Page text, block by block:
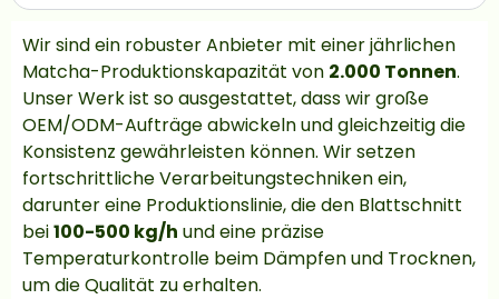
Wir sind ein robuster Anbieter mit einer jährlichen
Matcha-Produktionskapazität von 2.000 Tonnen.
Unser Werk ist so ausgestattet, dass wir große
OEM/ODM-Aufträge abwickeln und gleichzeitig die
Konsistenz gewährleisten können. Wir setzen
fortschrittliche Verarbeitungstechniken ein,
darunter eine Produktionslinie, die den Blattschnitt
bei100-500 kg/h und eine präzise
Temperaturkontrolle beim Dämpfen und Trocknen,
um die Qualität zu erhalten.